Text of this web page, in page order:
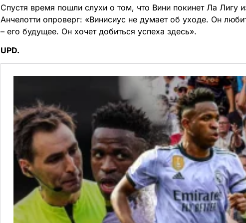
Спустя время пошли слухи о том, что Вини покинет Ла Лигу
Анчелотти опроверг: «Винисиус не думает об уходе. Он
– его будущее. Он хочет добиться успеха здесь».
UPD.